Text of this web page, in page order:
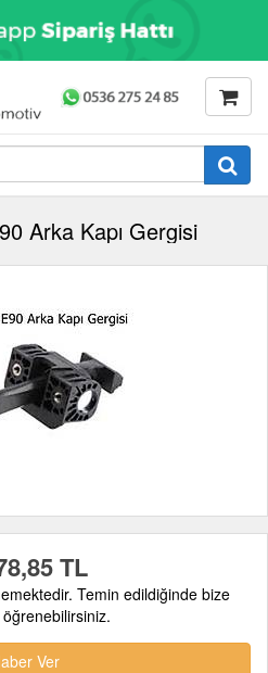
Arka Kapı Gergisi
TL
Temin edildiğinde bize
Ver